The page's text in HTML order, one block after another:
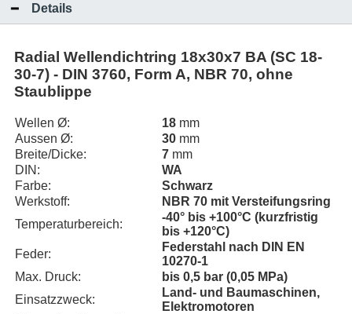
Details
Radial Wellendichtring 18x30x7 BA (SC 18-
30-7) - DIN 3760, Form A, NBR 70, ohne
Staublippe
Wellen Ø: 18 mm
Aussen Ø:
30 mm
Breite/Dicke:
7 mm
DIN:
WA
Farbe:
Schwarz
Werkstoff:
NBR 70 mit Versteifungsring
Temperaturbereich:
-40° bis +100°C (kurzfristig
bis +120°C)
Feder:
Federstahl nach DIN EN
10270-1
Max. Druck:
bis 0,5 bar (0,05 MPa)
Einsatzzweck:
Land- und Baumaschinen,
Elektromotoren